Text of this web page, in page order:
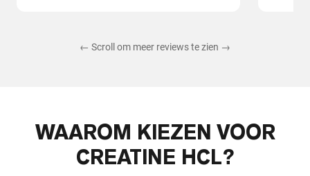
← Scroll om meer reviews te zien →
WAAROM KIEZEN VOOR
CREATINE HCL?